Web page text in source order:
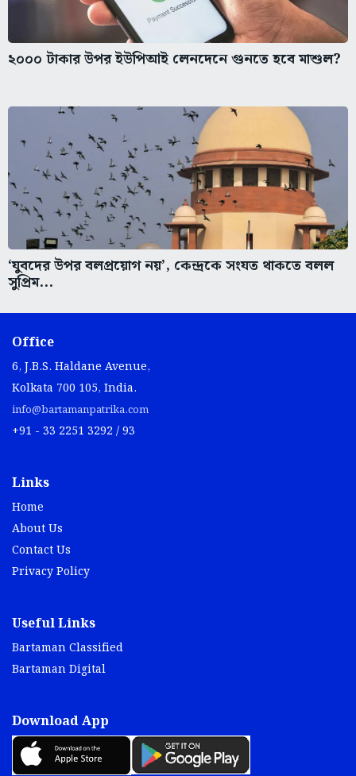
২০০০ টাকার উপর ইউপিআই লেনদেনে গুনতে হবে মাশুল?
‘যুবদের উপর বলপ্রয়োগ নয়’, কেন্দ্রকে সংযত থাকতে বলল
সুপ্রিম...
Office
6, J.B.S. Haldane Avenue,
Kolkata 700 105, India.
info@bartamanpatrika.com
+91 - 33 2251 3292 / 93
Links
Home
About Us
Contact Us
Privacy Policy
Useful Links
Bartaman Classified
Bartaman Digital
Download App